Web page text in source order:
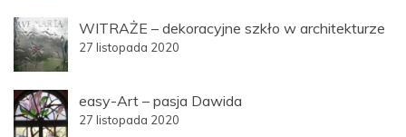
WITRAŻE – dekoracyjne szkło w architekturze
27 listopada 2020
easy-Art – pasja Dawida
27 listopada 2020